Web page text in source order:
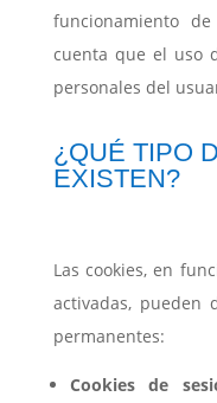
funcionamiento
cuenta que el uso
personales del
¿QUÉ TIPO
EXISTEN?
Las cookies, en
activadas, pueden
permanentes:
Cookies de